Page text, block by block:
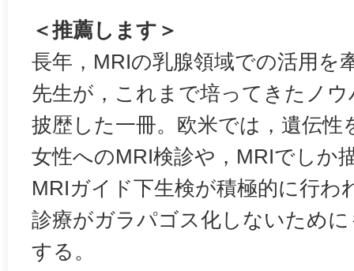
＜推薦します＞
長年，MRIの乳腺領域での活用を
先生が，これまで培ってきたノ
披歴した一冊。欧米では，遺伝性
女性へのMRI検診や，MRIでしか
MRIガイド下生検が積極的に行わ
診療がガラパゴス化しないため
する。